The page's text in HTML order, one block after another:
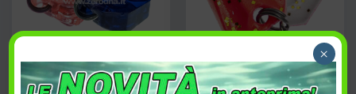
Neostyle Platinum S
Neostyle Premium
×